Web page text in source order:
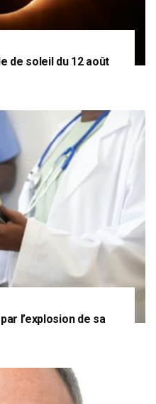
de soleil du 12 août
l’explosion de sa